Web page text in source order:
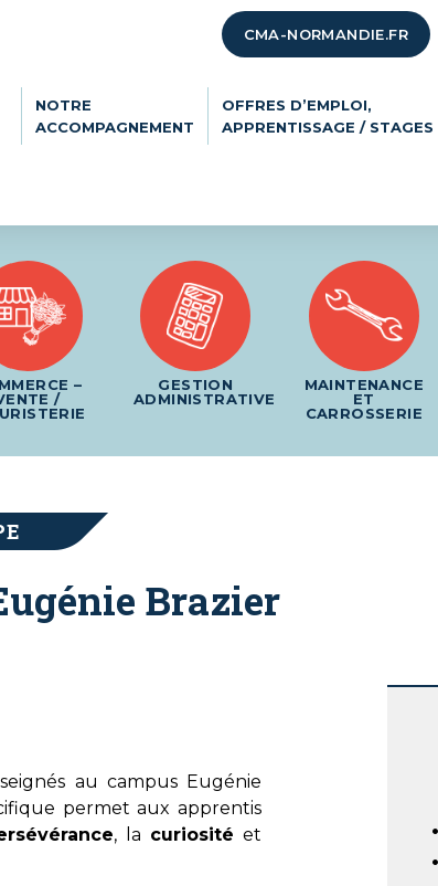
CMA-NORMANDIE.FR
NOTRE
ACCOMPAGNEMENT
OFFRES D’EMPLOI,
APPRENTISSAGE / STAGES
–
/
GESTION
ADMINISTRATIVE
MAINTENANCE
ET
CARROSSERIE
Brazier
au campus Eugénie
permet aux apprentis
, la curiosité et